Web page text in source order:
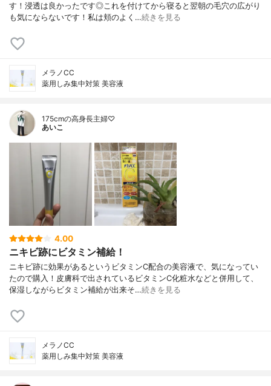
す！浸透は良かったです◎これを付けてから寝ると翌朝の毛穴の広がり
も気にならないです！私は頬のよく…続きを見る
メラノCC
薬用しみ集中対策 美容液
175cmの高身長主婦♡
あいこ
4.00
ニキビ跡にビタミン補給！
ニキビ跡に効果があるというビタミンC配合の美容液で、気になってい
たので購入！皮膚科で出されているビタミンC化粧水などと併用して、
保湿しながらビタミン補給が出来そ…続きを見る
メラノCC
薬用しみ集中対策 美容液